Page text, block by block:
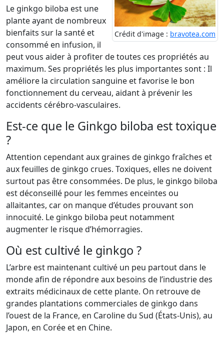
Crédit d'image : bravotea.com
Le ginkgo biloba est une
plante ayant de nombreux
bienfaits sur la santé et
consommé en infusion, il
peut vous aider à profiter de toutes ces propriétés au
maximum. Ses propriétés les plus importantes sont : Il
améliore la circulation sanguine et favorise le bon
fonctionnement du cerveau, aidant à prévenir les
accidents cérébro-vasculaires.
Est-ce que le Ginkgo biloba est toxique
?
Attention cependant aux graines de ginkgo fraîches et
aux feuilles de ginkgo crues. Toxiques, elles ne doivent
surtout pas être consommées. De plus, le ginkgo biloba
est déconseillé pour les femmes enceintes ou
allaitantes, car on manque d’études prouvant son
innocuité. Le ginkgo biloba peut notamment
augmenter le risque d’hémorragies.
Où est cultivé le ginkgo ?
L’arbre est maintenant cultivé un peu partout dans le
monde afin de répondre aux besoins de l’industrie des
extraits médicinaux de cette plante. On retrouve de
grandes plantations commerciales de ginkgo dans
l’ouest de la France, en Caroline du Sud (États-Unis), au
Japon, en Corée et en Chine.